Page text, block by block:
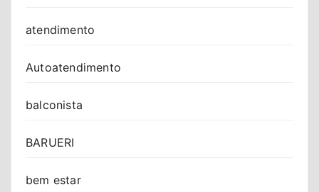
atendimento
Autoatendimento
balconista
BARUERI
bem estar